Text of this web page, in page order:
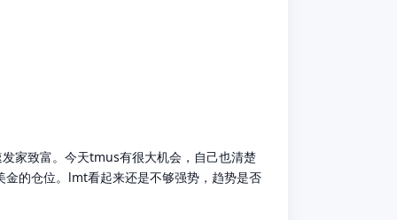
家致富。今天tmus有很大机会，自己也清楚
的仓位。lmt看起来还是不够强势，趋势是否